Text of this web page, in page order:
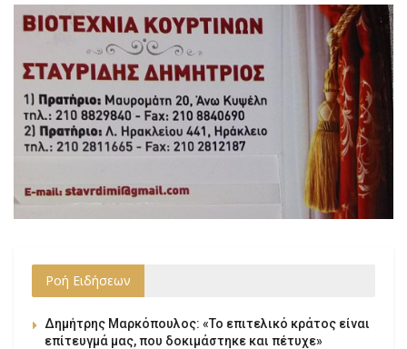
Ροή Ειδήσεων
Δημήτρης Μαρκόπουλος: «Το επιτελικό κράτος είναι
επίτευγμά μας, που δοκιμάστηκε και πέτυχε»